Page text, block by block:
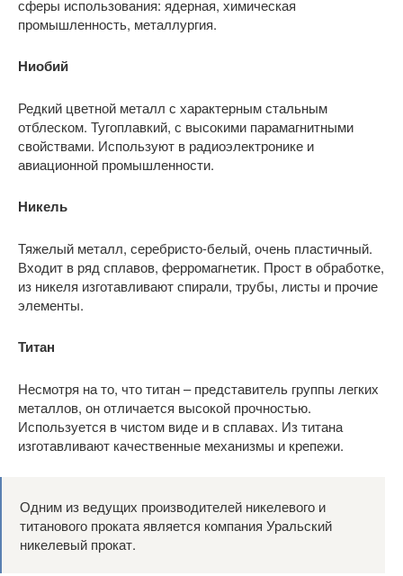
сферы использования: ядерная, химическая
промышленность, металлургия.
Ниобий
Редкий цветной металл с характерным стальным
отблеском. Тугоплавкий, с высокими парамагнитными
свойствами. Используют в радиоэлектронике и
авиационной промышленности.
Никель
Тяжелый металл, серебристо-белый, очень пластичный.
Входит в ряд сплавов, ферромагнетик. Прост в обработке,
из никеля изготавливают спирали, трубы, листы и прочие
элементы.
Титан
Несмотря на то, что титан – представитель группы легких
металлов, он отличается высокой прочностью.
Используется в чистом виде и в сплавах. Из титана
изготавливают качественные механизмы и крепежи.
Одним из ведущих производителей никелевого и
титанового проката является компания Уральский
никелевый прокат.